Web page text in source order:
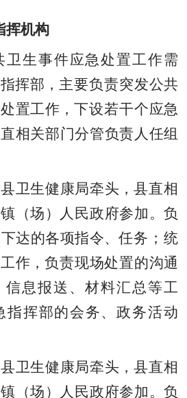
挥机构
卫生事件应急处置工作需
挥部 ， 主要负责突发公共
置工作 ，下设若干个应急
相关部门分管负责人任组
县卫生健康局牵头 ，县直相
（场）
人民政府参加。负
达的各项指令、任务；统
作 ，负责现场处置的沟通
信息报送 、材料汇总等工
指挥部的会务、政务活动
县卫生健康局牵头 ，县直相
（场） 人民政府参加。负